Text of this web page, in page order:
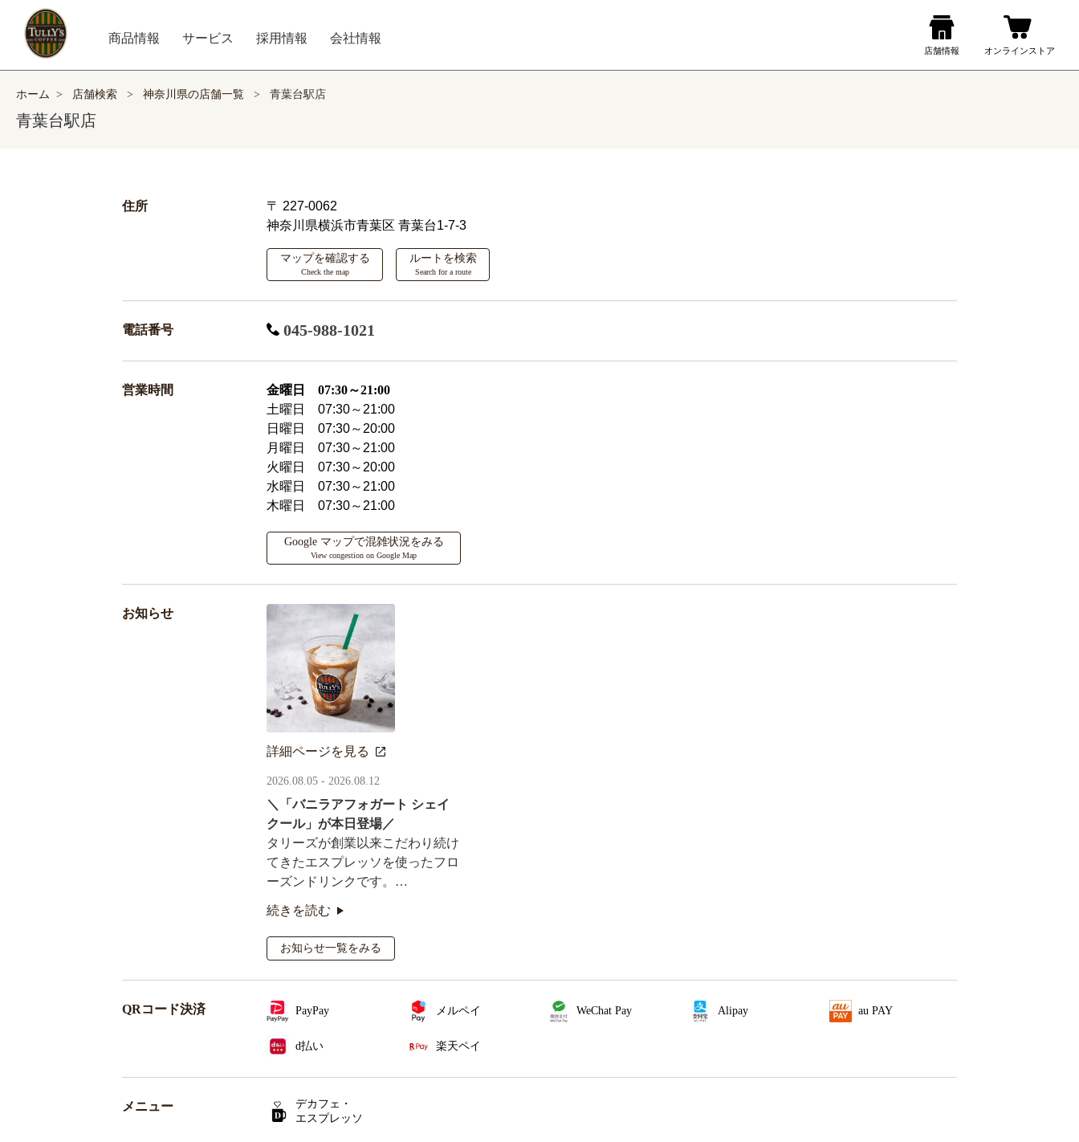
商品情報 サービス 採用情報 会社情報
ホーム > 店舗検索 > 神奈川県の店舗一覧 > 青葉台駅店
青葉台駅店
住所
〒 227-0062
神奈川県横浜市青葉区 青葉台1-7-3
マップを確認する
Check the map
ルートを検索
Search for a route
電話番号 045-988-1021
営業時間
金曜日 07:30～21:00
土曜日 07:30～21:00
日曜日 07:30～20:00
月曜日 07:30～21:00
火曜日 07:30～20:00
水曜日 07:30～21:00
木曜日 07:30～21:00
Google マップで混雑状況をみる
View congestion on Google Map
お知らせ
詳細ページを見る
2026.08.05 - 2026.08.12
＼「バニラアフォガート シェイ
クール」が本日登場／
タリーズが創業以来こだわり続け
てきたエスプレッソを使ったフロ
ーズンドリンクです。
オリジナルシールがその場で当た
るキャンペーンも実施！
続きを読む
お知らせ一覧をみる
QRコード決済 PayPay メルペイ WeChat Pay Alipay au PAY
d払い 楽天ペイ
メニュー
デカフェ・
エスプレッソ